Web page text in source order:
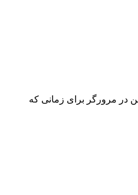
در مرورگر برای زمانی که